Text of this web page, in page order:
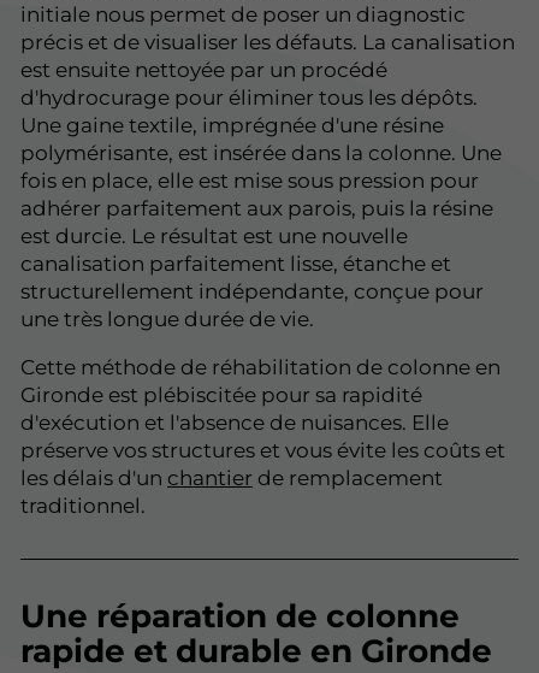
initiale nous permet de poser un diagnostic
précis et de visualiser les défauts. La canalisation
est ensuite nettoyée par un procédé
d'hydrocurage pour éliminer tous les dépôts.
Une gaine textile, imprégnée d'une résine
polymérisante, est insérée dans la colonne. Une
fois en place, elle est mise sous pression pour
adhérer parfaitement aux parois, puis la résine
est durcie. Le résultat est une nouvelle
canalisation parfaitement lisse, étanche et
structurellement indépendante, conçue pour
une très longue durée de vie.
Cette méthode de réhabilitation de colonne en
Gironde est plébiscitée pour sa rapidité
d'exécution et l'absence de nuisances. Elle
préserve vos structures et vous évite les coûts et
les délais d'un chantier de remplacement
traditionnel.
Une réparation de colonne
rapide et durable en Gironde